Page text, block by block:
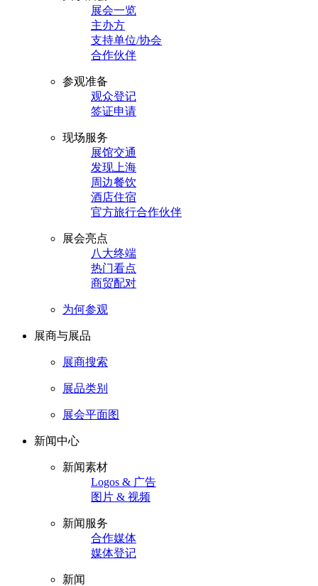
展会一览
主办方
支持单位/协会
合作伙伴
参观准备
观众登记
签证申请
现场服务
展馆交通
发现上海
周边餐饮
酒店住宿
官方旅行合作伙伴
展会亮点
八大终端
热门看点
商贸配对
为何参观
展商与展品
展商搜索
展品类别
展会平面图
新闻中心
新闻素材
Logos & 广告
图片 & 视频
新闻服务
合作媒体
媒体登记
新闻